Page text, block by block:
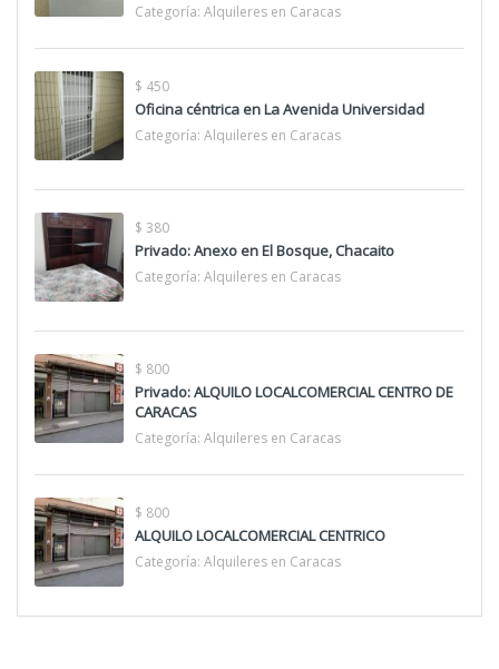
Categoría: Alquileres en Caracas
$ 450
Oficina céntrica en La Avenida Universidad
Categoría: Alquileres en Caracas
$ 380
Privado: Anexo en El Bosque, Chacaito
Categoría: Alquileres en Caracas
$ 800
Privado: ALQUILO LOCALCOMERCIAL CENTRO DE
CARACAS
Categoría: Alquileres en Caracas
$ 800
ALQUILO LOCALCOMERCIAL CENTRICO
Categoría: Alquileres en Caracas